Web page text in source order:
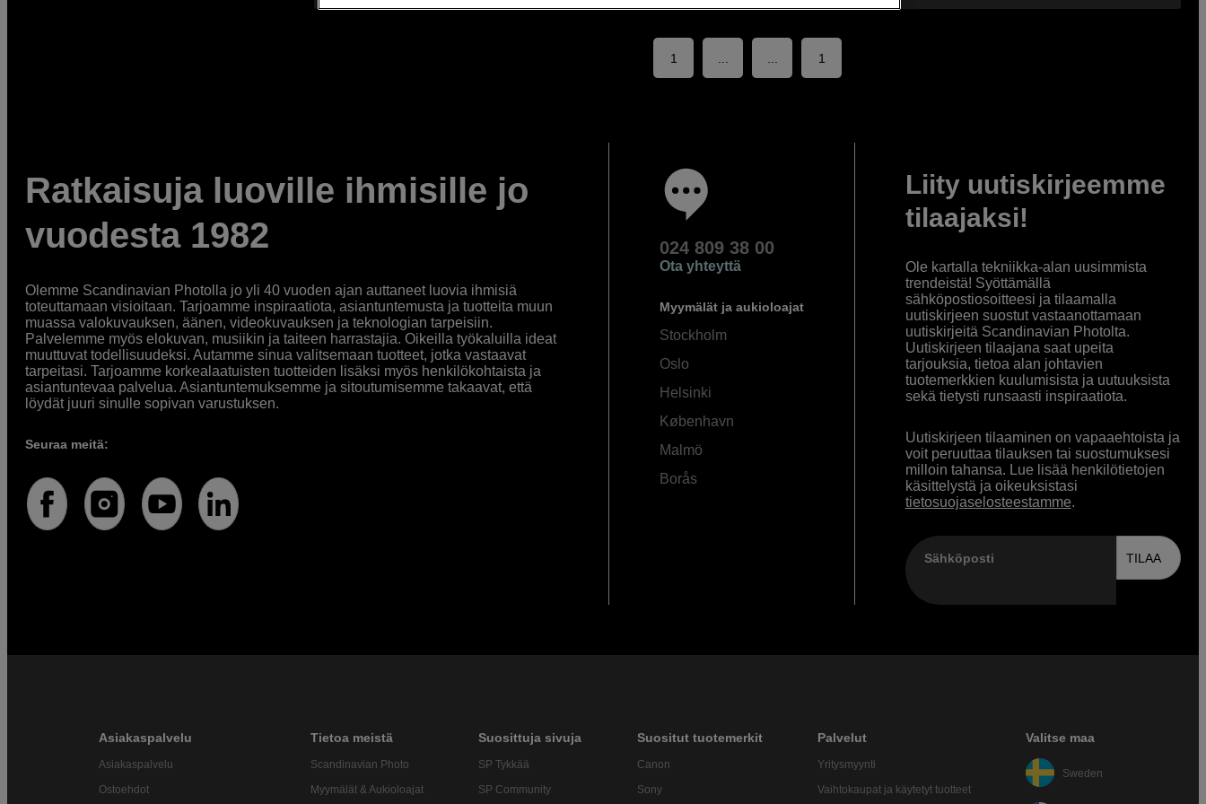
1 1
Ratkaisuja luoville ihmisille jo
vuodesta 1982
Olemme Scandinavian Photolla jo yli 40 vuoden ajan auttaneet luovia ihmisiä
toteuttamaan visioitaan. Tarjoamme inspiraatiota, asiantuntemusta ja tuotteita muun
muassa valokuvauksen, äänen, videokuvauksen ja teknologian tarpeisiin.
Palvelemme myös elokuvan, musiikin ja taiteen harrastajia. Oikeilla työkaluilla ideat
muuttuvat todellisuudeksi. Autamme sinua valitsemaan tuotteet, jotka vastaavat
tarpeitasi. Tarjoamme korkealaatuisten tuotteiden lisäksi myös henkilökohtaista ja
asiantuntevaa palvelua. Asiantuntemuksemme ja sitoutumisemme takaavat, että
löydät juuri sinulle sopivan varustuksen.
Seuraa meitä:
024 809 38 00
Ota yhteyttä
Myymälät ja aukioloajat
Stockholm
Oslo
Helsinki
København
Malmö
Borås
Liity uutiskirjeemme
tilaajaksi!
Ole kartalla tekniikka-alan uusimmista
trendeistä! Syöttämällä
sähköpostiosoitteesi ja tilaamalla
uutiskirjeen suostut vastaanottamaan
uutiskirjeitä Scandinavian Photolta.
Uutiskirjeen tilaajana saat upeita
tarjouksia, tietoa alan johtavien
tuotemerkkien kuulumisista ja uutuuksista
sekä tietysti runsaasti inspiraatiota.
Uutiskirjeen tilaaminen on vapaaehtoista ja
voit peruuttaa tilauksen tai suostumuksesi
milloin tahansa. Lue lisää henkilötietojen
käsittelystä ja oikeuksistasi
tietosuojaselosteestamme.
Sähköposti TILAA
Asiakaspalvelu
Asiakaspalvelu
Ostoehdot
Tietoa meistä
Scandinavian Photo
Myymälät & Aukioloajat
Suosittuja sivuja
SP Tykkää
SP Community
Suositut tuotemerkit
Canon
Sony
Palvelut
Yritysmyynti
Vaihtokaupat ja käytetyt tuotteet
Valitse maa
Sweden